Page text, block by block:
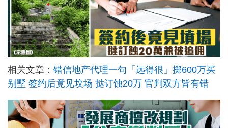
相关文章： 错信地产代理一句「远得很」掷600万买
别墅 签约后竟见坟场 挞订蚀20万 官判双方皆有错